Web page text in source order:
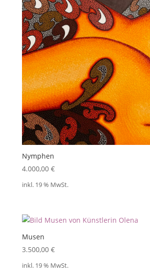
Nymphen
4.000,00 €
inkl. 19 % MwSt.
Musen
3.500,00 €
inkl. 19 % MwSt.